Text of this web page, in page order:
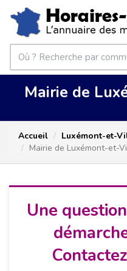
Mairie de
Accueil
Luxémont-et-
Mairie de Luxémont-et-
Une